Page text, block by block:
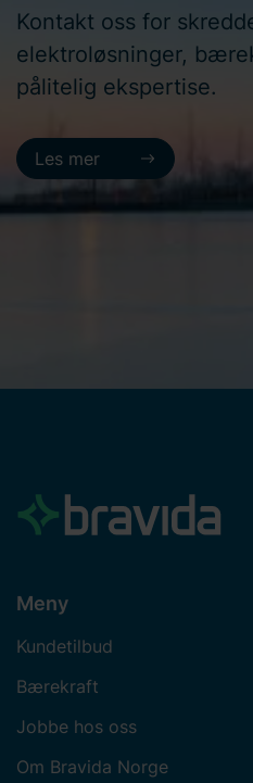
Kontakt oss for
elektroløsninger,
pålitelig ekspertise.
Les mer
Meny
Kundetilbud
Bærekraft
Jobbe hos oss
Om Bravida Norge